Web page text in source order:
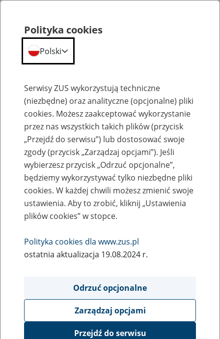
Szkolenia
Zaproś ZUS do siebie - zakładanie profili
eZUS w siedzibie Twojej firmy
Rodzaj wydarzenia
Szkolenia
Obszar merytoryczny
obsługa klientów
Opis wydarzenia
Polityka cookies
Polski
Serwisy ZUS wykorzystują techniczne
(niezbędne) oraz analityczne (opcjonalne) pliki
cookies. Możesz zaakceptować wykorzystanie
przez nas wszystkich takich plików (przycisk
„Przejdź do serwisu”) lub dostosować swoje
zgody (przycisk „Zarządzaj opcjami”). Jeśli
wybierzesz przycisk „Odrzuć opcjonalne”,
będziemy wykorzystywać tylko niezbędne pliki
cookies. W każdej chwili możesz zmienić swoje
ustawienia. Aby to zrobić, kliknij „Ustawienia
plików cookies” w stopce.
Polityka cookies dla www.zus.pl
ostatnia aktualizacja 19.08.2024 r.
Odrzuć opcjonalne
Zarządzaj opcjami
Przejdź do serwisu